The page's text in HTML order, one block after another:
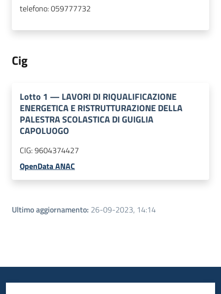
telefono:059777732
Cig
Lotto 1 — LAVORI DI RIQUALIFICAZIONE
ENERGETICA E RISTRUTTURAZIONE DELLA
PALESTRA SCOLASTICA DI GUIGLIA
CAPOLUOGO
CIG:9604374427
OpenData ANAC
Ultimo aggiornamento: 26-09-2023, 14:14